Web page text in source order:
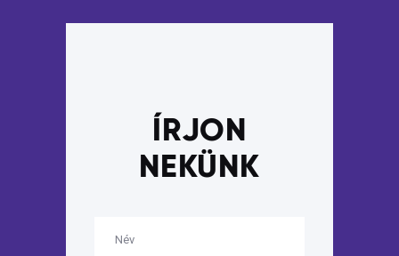
ÍRJON
NEKÜNK